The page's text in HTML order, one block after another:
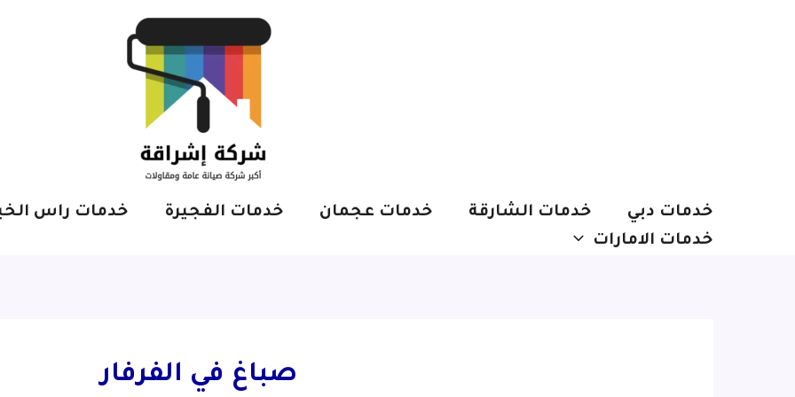
خدمات دبي خدمات الشارقة خدمات عجمان خدمات الفجيرة خدمات راس
خدمات الامارات
صباغ في الفرفار